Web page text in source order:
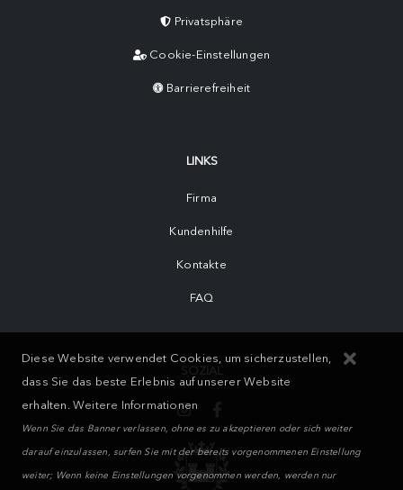
Privatsphäre
Cookie-Einstellungen
Barrierefreiheit
LINKS
Firma
Kundenhilfe
Kontakte
FAQ
Diese Website verwendet Cookies, um sicherzustellen,
dass Sie das beste Erlebnis auf unserer Website
erhalten.Weitere Informationen
Wenn Sie das Banner verlassen, ohne es zu akzeptieren oder sich weiter
darauf einzulassen, surfen Sie mit der bereits vorgenommenen Einstellung
weiter; Wenn keine Einstellungen vorgenommen werden, werden nur